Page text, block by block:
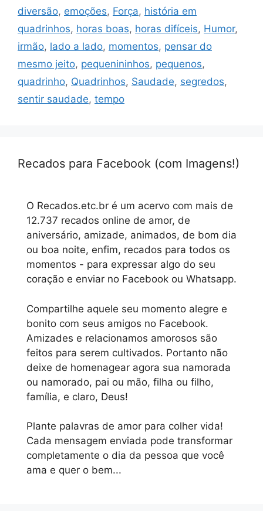
diversão, emoções, Força, história em
quadrinhos, horas boas, horas difíceis, Humor,
irmão, lado a lado, momentos, pensar do
mesmo jeito, pequenininhos, pequenos,
quadrinho, Quadrinhos, Saudade, segredos,
sentir saudade, tempo
Recados para Facebook (com Imagens!)
O Recados.etc.br é um acervo com mais de
12.737 recados online de amor, de
aniversário, amizade, animados, de bom dia
ou boa noite, enfim, recados para todos os
momentos - para expressar algo do seu
coração e enviar no Facebook ou Whatsapp.
Compartilhe aquele seu momento alegre e
bonito com seus amigos no Facebook.
Amizades e relacionamos amorosos são
feitos para serem cultivados. Portanto não
deixe de homenagear agora sua namorada
ou namorado, pai ou mão, filha ou filho,
família, e claro, Deus!
Plante palavras de amor para colher vida!
Cada mensagem enviada pode transformar
completamente o dia da pessoa que você
ama e quer o bem...